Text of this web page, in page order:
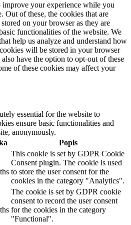
improve your experience while you
Out of these, the cookies that are
on your browser as they are
functionalities of the website. We
help us analyze and understand how
will be stored in your browser
have the option to opt-out of these
of these cookies may affect your
essential for the website to
ensure basic functionalities and
anonymously.
Popis
This cookie is set by GDPR Cookie
Consent plugin. The cookie is used
to store the user consent for the
cookies in the category "Analytics".
The cookie is set by GDPR cookie
consent to record the user consent
for the cookies in the category
"Functional".